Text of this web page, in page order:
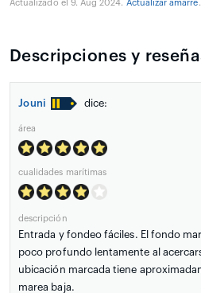
Actualizado el 9. Aug 2024. Actualizar amarre.
Descripciones y
Jouni dice:
área
cualidades marítimas
descripción
Entrada y fondeo fáciles. El fondo
poco profundo lentamente al
ubicación marcada tiene
marea baja.